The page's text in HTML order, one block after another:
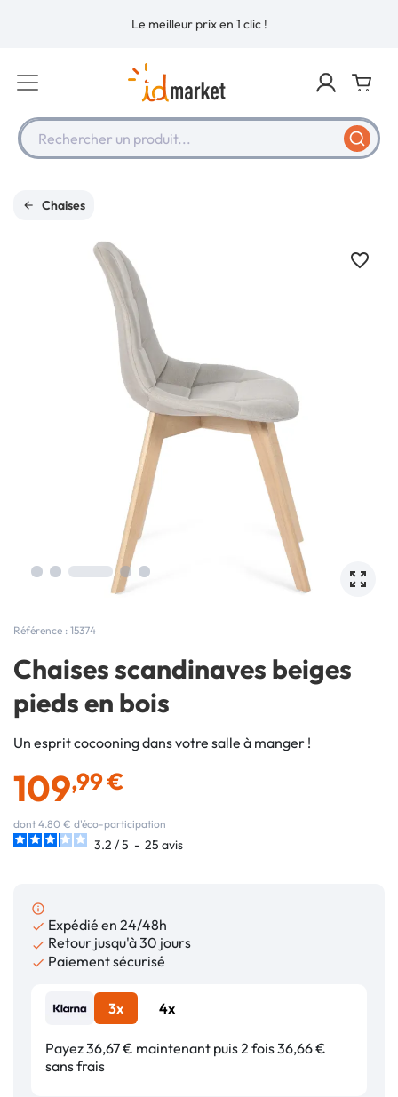
Le meilleur prix en 1 clic !
Rechercher un produit...
Chaises
Référence : 15374
Chaises scandinaves beiges
pieds en bois
Un esprit cocooning dans votre salle à manger !
109,99 €
dont 4.80 € d'éco-participation
3.2 /5 - 25 avis
info_outline
 Expédié en 24/48h
 Retour jusqu'à 30 jours
 Paiement sécurisé
3x 4x
Payez 36,67 € maintenant puis 2 fois 36,66 €
sans frais
favorite_border